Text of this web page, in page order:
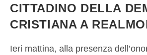
CITTADINO DELLA
CRISTIANA A
Ieri mattina, alla presenza